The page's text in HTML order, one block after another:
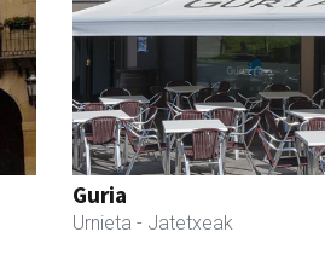
Guria
Urnieta - Jatetxeak